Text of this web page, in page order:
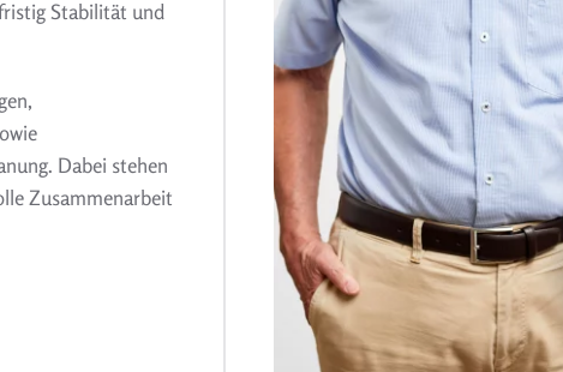
Stabilität und
Dabei stehen
Zusammenarbeit